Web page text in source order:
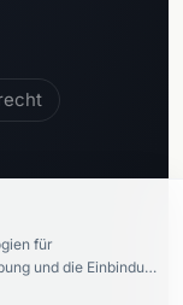
für
und die Einbindung